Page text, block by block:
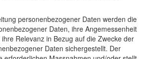
personenbezogener Daten werden die
Daten, ihre Angemessenheit
Relevanz in Bezug auf die Zwecke der
Daten sichergestellt. Der